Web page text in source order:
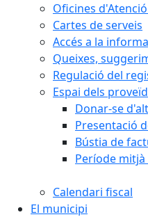
Oficines
Cartes de serveis
Accés a la
Queixes,
Regulació del
Espai dels
Donar-se
Presentació
Bústia de
Període
Calendari fiscal
El municipi